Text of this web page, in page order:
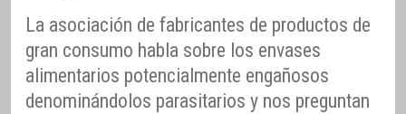
La asociación de fabricantes de productos de
gran consumo habla sobre los envases
alimentarios potencialmente engañosos
denominándolos parasitarios y nos preguntan